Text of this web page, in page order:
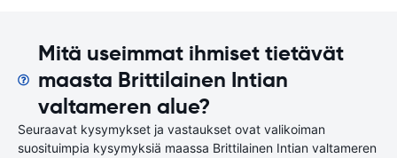
Mitä useimmat ihmiset tietävät
maasta Brittilainen Intian
valtameren alue?
Seuraavat kysymykset ja vastaukset ovat valikoiman
suosituimpia kysymyksiä maassa Brittilainen Intian valtameren